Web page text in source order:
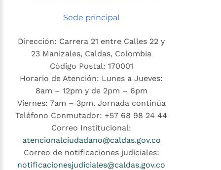
Sede principal
Dirección: Carrera 21 entre Calles 22 y
23 Manizales, Caldas, Colombia
Código Postal: 170001
Horario de Atención: Lunes a Jueves:
8am – 12pm y de 2pm – 6pm
Viernes: 7am – 3pm. Jornada continúa
Teléfono Conmutador: +57 68 98 24 44
Correo Institucional:
atencionalciudadano@caldas.gov.co
Correo de notificaciones judiciales:
notificacionesjudiciales@caldas.gov.co